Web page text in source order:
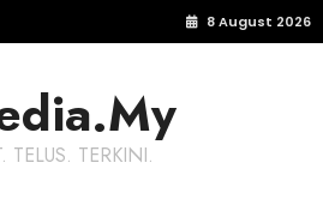
8 August 2026
TELUS. TERKINI.